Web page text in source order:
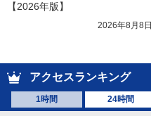
【2026年版】
2026年8月8日
アクセスランキング
1時間 24時間